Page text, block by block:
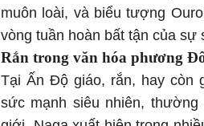
muôn loài, và biểu tượng
vòng tuần hoàn bất tận của sự
Rắn trong văn hóa phương
Tại Ấn Độ giáo, rắn, hay còn
sức mạnh siêu nhiên,